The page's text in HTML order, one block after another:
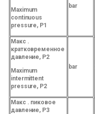
Maximum
continuous
pressure, Р1
bar
Макс .
кратковременное
давление, Р2
Maximum
intermittent
pressure, Р2
bar
Макс . пиковое
давление, Р3